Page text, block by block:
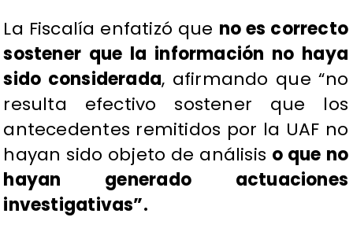
La Fiscalía enfatizó que no es correcto
sostener que la información no haya
sido considerada, afirmando que “no
resulta efectivo sostener que los
antecedentes remitidos por la UAF no
hayan sido objeto de análisis o que no
hayan generado actuaciones
investigativas”.